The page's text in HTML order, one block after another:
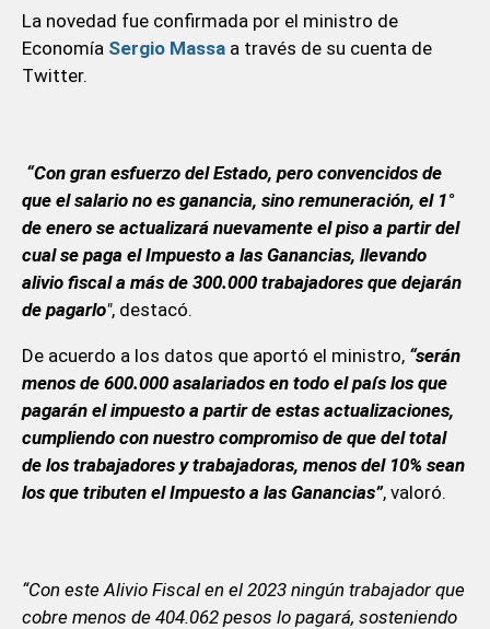
La novedad fue confirmada por el ministro de
Economía Sergio Massaa través de su cuenta de
Twitter.
“Con gran esfuerzo del Estado, pero convencidos de
que el salario no es ganancia, sino remuneración, el 1°
de enero se actualizará nuevamente el piso a partir del
cual se paga el Impuesto a las Ganancias, llevando
alivio fiscal a más de 300.000 trabajadores que dejarán
de pagarlo", destacó.
De acuerdo a los datos que aportó el ministro, “serán
menos de 600.000 asalariados en todo el país los que
pagarán el impuesto a partir de estas actualizaciones,
cumpliendo con nuestro compromiso de que del total
de los trabajadores y trabajadoras, menos del 10% sean
los que tributen el Impuesto a las Ganancias”, valoró.
“Con este Alivio Fiscal en el 2023 ningún trabajador que
cobre menos de 404.062 pesos lo pagará, sosteniendo